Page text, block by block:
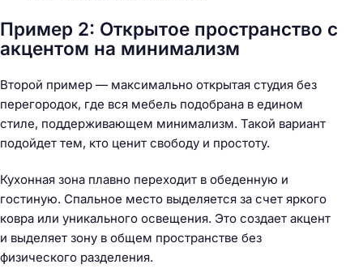
Пример 2: Открытое пространство с
акцентом на минимализм
Второй пример — максимально открытая студия без
перегородок, где вся мебель подобрана в едином
стиле, поддерживающем минимализм. Такой вариант
подойдет тем, кто ценит свободу и простоту.
Кухонная зона плавно переходит в обеденную и
гостиную. Спальное место выделяется за счет яркого
ковра или уникального освещения. Это создает акцент
и выделяет зону в общем пространстве без
физического разделения.